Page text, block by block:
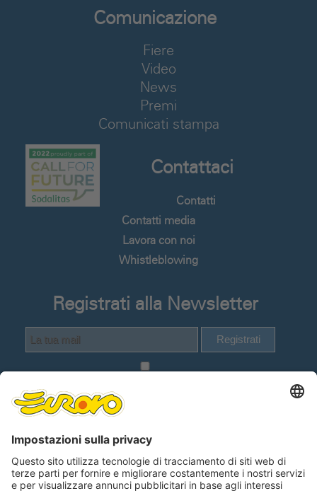
Comunicazione
Fiere
Video
News
Premi
Comunicati stampa
Contattaci
Contatti
Contatti media
Lavora con noi
Whistleblowing
Registrati alla Newsletter
Registrati
laInformativa Privacy Utenti del sito web
Lingue